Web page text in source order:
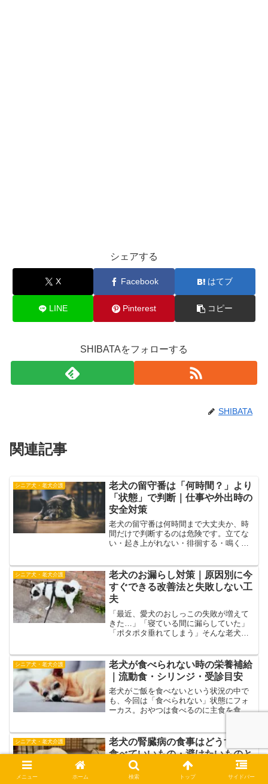
シェアする
X Facebook はてブ
LINE Pinterest コピー
SHIBATAをフォローする
SHIBATA
関連記事
シニア犬・老犬介護
老犬の留守番は「何時間？」より
「状態」で判断｜仕事や外出時の
安全対策
老犬の留守番は何時間まで大丈夫か、時
間だけで判断するのは危険です。立てな
い・起き上がれない・徘徊する・鳴く・
す。
シニア犬・老犬介護
老犬のお漏らし対策｜原因別に今
すぐできる改善法と失敗しない工
夫
「最近、愛犬のおしっこの失敗が増えて
きた…」「寝ている間に漏らしていた」
「ポタポタ垂れてしまう」そんな老犬の
合わせた対策と環境づくりで、コントロ
ールできるケースが多いで...
シニア犬・老犬介護
老犬が食べられない時の栄養補給
｜流動食・シリンジ・受診目安
老犬がご飯を食べないという状況の中で
も、今回は「食べられない」状態にフォ
ーカス。おやつは食べるのに主食を食べ
養補給の工夫、体験談に基づく対策、受
診の目安をわかりやすく解説します。
シニア犬・老犬介護
老犬の腎臓病の食事はどうする？
食べていいもの・避けたいものと
水分ケア
老犬が腎臓病と診断された時の食事管理
メニュー ホーム 検索 トップ サイドバー